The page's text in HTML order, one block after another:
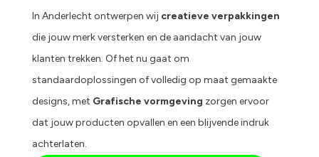
In Anderlecht ontwerpen wij creatieve verpakkingen
die jouw merk versterken en de aandacht van jouw
klanten trekken. Of het nu gaat om
standaardoplossingen of volledig op maat gemaakte
designs, met Grafische vormgeving zorgen ervoor
dat jouw producten opvallen en een blijvende indruk
achterlaten.